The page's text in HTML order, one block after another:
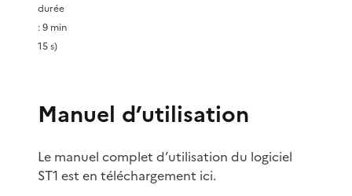
é
durée
: 9 min
15 s)
Manuel d’utilisation
Le manuel complet d’utilisation du logiciel
ST1 est en téléchargement ici.